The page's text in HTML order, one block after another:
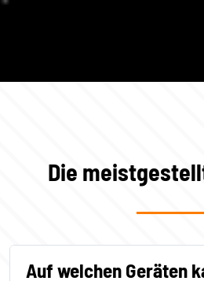
Die
Auf welchen Geräten